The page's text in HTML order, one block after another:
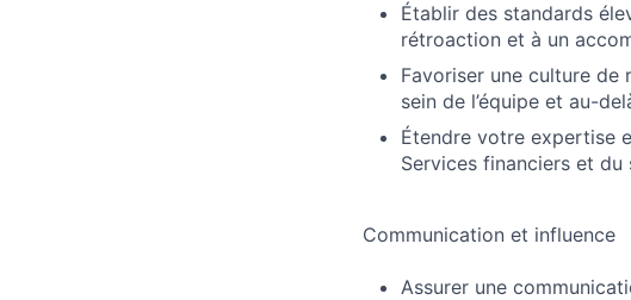
Établir des standards
rétroaction et à un
Favoriser une culture de
sein de l’équipe et au-
Étendre votre expertise
Services financiers et du
Communication et influence
Assurer une